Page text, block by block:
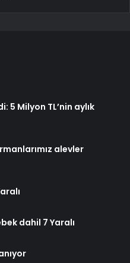
Milyon TL’nin aylık
alevler
dahil 7 Yaralı